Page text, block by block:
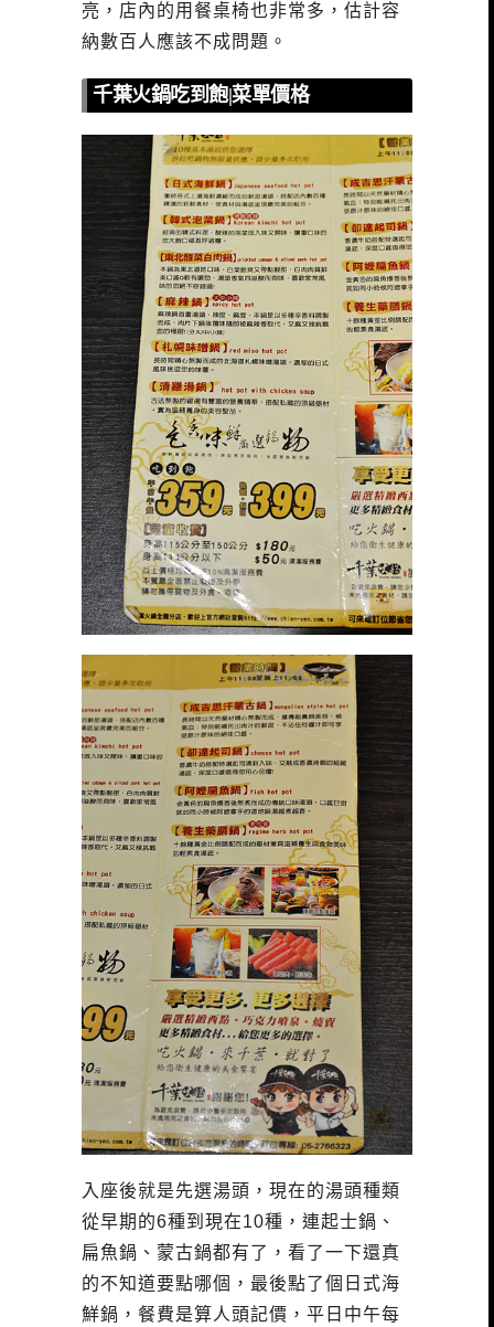
亮，店內的用餐桌椅也非常多，估計容
納數百人應該不成問題。
千葉火鍋吃到飽|菜單價格
入座後就是先選湯頭，現在的湯頭種類
從早期的6種到現在10種，連起士鍋、
扁魚鍋、蒙古鍋都有了，看了一下還真
的不知道要點哪個，最後點了個日式海
鮮鍋，餐費是算人頭記價，平日中午每